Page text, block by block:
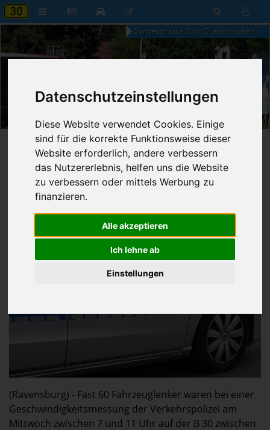
Datenschutzeinstellungen
Diese Website verwendet Cookies. Einige
sind für die korrekte Funktionsweise dieser
Website erforderlich, andere verbessern
das Nutzererlebnis, helfen uns die Website
zu verbessern oder mittels Werbung zu
finanzieren.
Alle akzeptieren
Ich lehne ab
Einstellungen
Bundesstrasse 30 in Oberschwaben
11:24
Startseite» B30 aktuell»Nachrichten
06.06.2024 - 23:30 Uhr
Franz Fischer
Nr. 8631
696
Geschwindigkeit gemessen
(Ravensburg) - Fast 60 Fahrzeuglenker waren bei einer
Geschwindigkeitsmessung der Verkehrspolizei am
Mittwoch zwischen 7 und 11 Uhr auf der B 30 zwischen